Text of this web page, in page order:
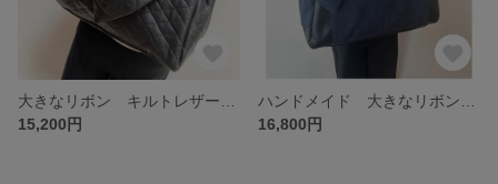
15,200円
16,800円